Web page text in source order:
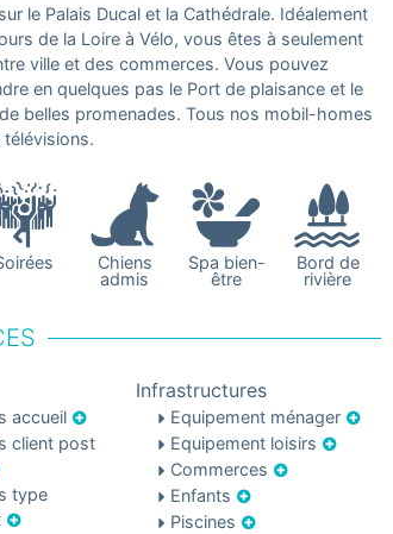
le Palais Ducal et la Cathédrale. Idéalement
de la Loire à Vélo, vous êtes à seulement
ville et des commerces. Vous pouvez
en quelques pas le Port de plaisance et le
belles promenades. Tous nos mobil-homes
Chiens
admis
Spa bien-
être
Bord de
rivière
accueil
client post
type
Infrastructures
Equipement ménager
Equipement loisirs
Commerces
Enfants
Piscines